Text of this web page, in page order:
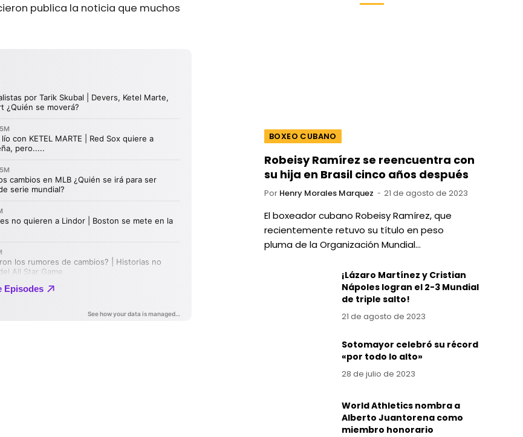
publica la noticia que muchos
BOXEO CUBANO
Robeisy Ramírez se reencuentra con
su hija en Brasil cinco años después
Por Henry Morales Marquez 21 de agosto de 2023
El boxeador cubano Robeisy Ramírez, que
recientemente retuvo su título en peso
pluma de la Organización Mundial…
¡Lázaro Martínez y Cristian
Nápoles logran el 2-3 Mundial
de triple salto!
21 de agosto de 2023
Sotomayor celebró su récord
«por todo lo alto»
28 de julio de 2023
World Athletics nombra a
Alberto Juantorena como
miembro honorario